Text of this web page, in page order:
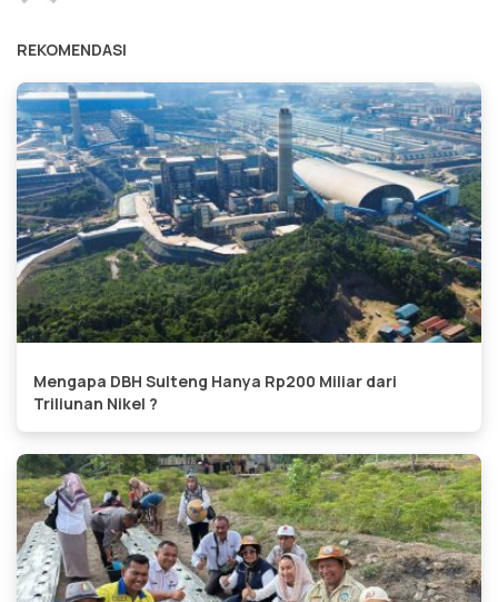
REKOMENDASI
Mengapa DBH Sulteng Hanya Rp200 Miliar dari
Triliunan Nikel ?